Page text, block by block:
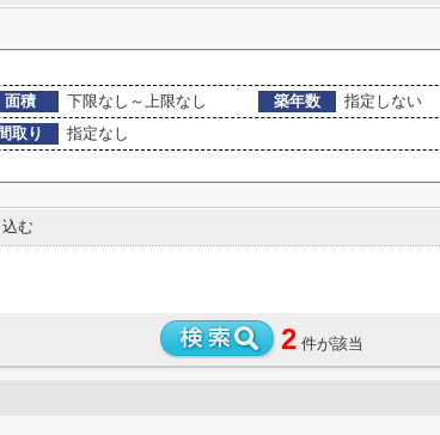
面積 下限なし～上限なし 築年数
指定しない
間取り
指定なし
む
2 件が該当